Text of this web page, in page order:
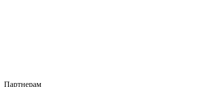
Партнерам